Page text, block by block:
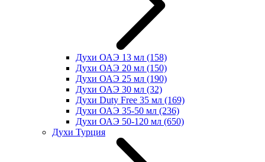
Духи ОАЭ 13 мл (158)
Духи ОАЭ 20 мл (150)
Духи ОАЭ 25 мл (190)
Духи ОАЭ 30 мл (32)
Духи Duty Free 35 мл (169)
Духи ОАЭ 35-50 мл (236)
Духи ОАЭ 50-120 мл (650)
Духи Турция